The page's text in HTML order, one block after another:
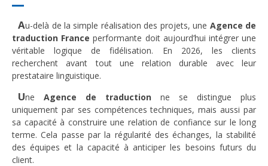
Au-delà de la simple réalisation des projets, une Agence de
traduction France performante doit aujourd’hui intégrer une
véritable logique de fidélisation. En 2026, les clients
recherchent avant tout une relation durable avec leur
prestataire linguistique.
UneAgence de traduction ne se distingue plus
uniquement par ses compétences techniques, mais aussi par
sa capacité à construire une relation de confiance sur le long
terme. Cela passe par la régularité des échanges, la stabilité
des équipes et la capacité à anticiper les besoins futurs du
client.